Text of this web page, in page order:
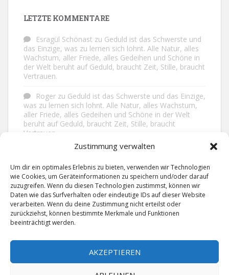
Zustimmung verwalten
Um dir ein optimales Erlebnis zu bieten, verwenden wir Technologien
wie Cookies, um Geräteinformationen zu speichern und/oder darauf
zuzugreifen. Wenn du diesen Technologien zustimmst, können wir
Daten wie das Surfverhalten oder eindeutige IDs auf dieser Website
verarbeiten. Wenn du deine Zustimmung nicht erteilst oder
zurückziehst, können bestimmte Merkmale und Funktionen
beeinträchtigt werden.
AKZEPTIEREN
LETZTE KOMMENTARE
Esragül Schönast zu Geduld ist das Schwerste und
das Einzige, was zu lernen sich lohnt. Alle Natur, alles
Wachstum, aller Friede, alles Gedeihen und Schöne in
der Welt beruht auf Geduld, braucht Zeit, Stille, braucht
Vertrauen.
Roger zu Geduld ist das Schwerste und das Einzige,
was zu lernen sich lohnt. Alle Natur, alles Wachstum,
aller Friede, alles Gedeihen und Schöne in der Welt
beruht auf Geduld, braucht Zeit, Stille, braucht
Vertrauen.
Nichts in unserem Leben
GridzuMan lebt ruhiger, wenn man nicht alles
sagt, was man weiß, nicht alles glaubt, was man hört
und über den Rest einfach nur lächelt.